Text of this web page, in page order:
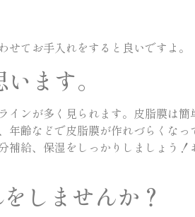
てお手入れをすると良いですよ。
ます。
インが多く見られます。皮脂膜は簡
年齢などで皮脂膜が作れづらくなっ
補給、保湿をしっかりしましょう
しませんか？